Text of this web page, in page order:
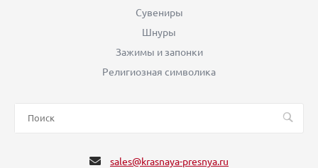
Сувениры
Шнуры
Зажимы и запонки
Религиозная символика
sales@krasnaya-presnya.ru